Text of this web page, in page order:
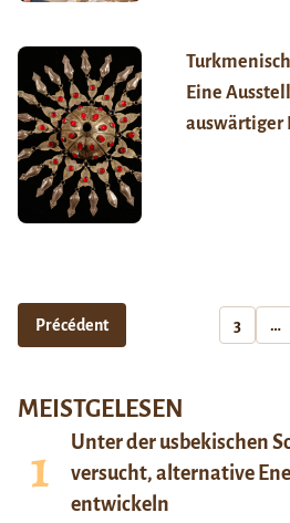
Eine
Précédent 3 …
MEISTGELESEN
Unter der usbekischen
versucht, alternative
entwickeln